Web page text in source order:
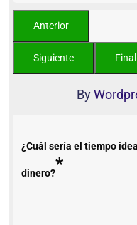
By
¿Cuál sería el tiempo
dinero?*